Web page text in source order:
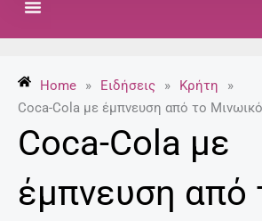
-
f
p
Home » Ειδήσεις » Κρήτη
»
Coca-Cola με έμπνευση από το
Coca-Cola με
έμπνευση από